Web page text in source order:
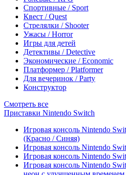
Спортивные / Sport
Квест / Quest
Стрелялки / Shooter
Ужасы / Horror
Игры для детей
Детективы / Detective
Экономические / Economic
Платформер / Platformer
Для вечеринок / Party
Конструктор
Смотреть все
Приставки Nintendo Switch
Игровая консоль Nintendo
(Красно / Синяя)
Игровая консоль Nintendo
Игровая консоль Nintendo
Игровая консоль Nintendo